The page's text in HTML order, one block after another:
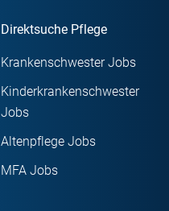
Direktsuche Pflege
Krankenschwester Jobs
Kinderkrankenschwester
Jobs
Altenpflege Jobs
MFA Jobs